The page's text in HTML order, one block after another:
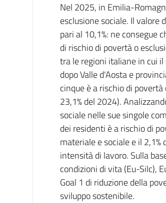
Nel 2025, in Emilia-
esclusione sociale. Il
pari al 10,1%: ne consegue
di rischio di povertà o
tra le regioni italiane in cui
dopo Valle d'Aosta e
cinque è a rischio di
23,1% del 2024).
sociale nelle sue singole
dei residenti è a rischio di
materiale e sociale e il
intensità di lavoro. Sulla
condizioni di vita (Eu-Silc),
Goal 1 di riduzione della
sviluppo sostenibile.